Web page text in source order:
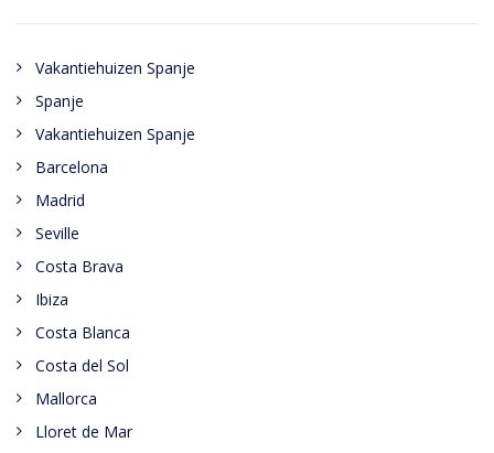
Vakantiehuizen Spanje
Spanje
Vakantiehuizen Spanje
Barcelona
Madrid
Seville
Costa Brava
Ibiza
Costa Blanca
Costa del Sol
Mallorca
Lloret de Mar